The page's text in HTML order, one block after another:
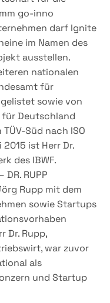
go-inno
darf Ignite
im Namen des
ausstellen.
nationalen
für
sowie von
Deutschland
Süd nach ISO
ist Herr Dr.
des IBWF.
RUPP
Rupp mit dem
sowie Startups
Dr. Rupp,
war zuvor
als
und Startup